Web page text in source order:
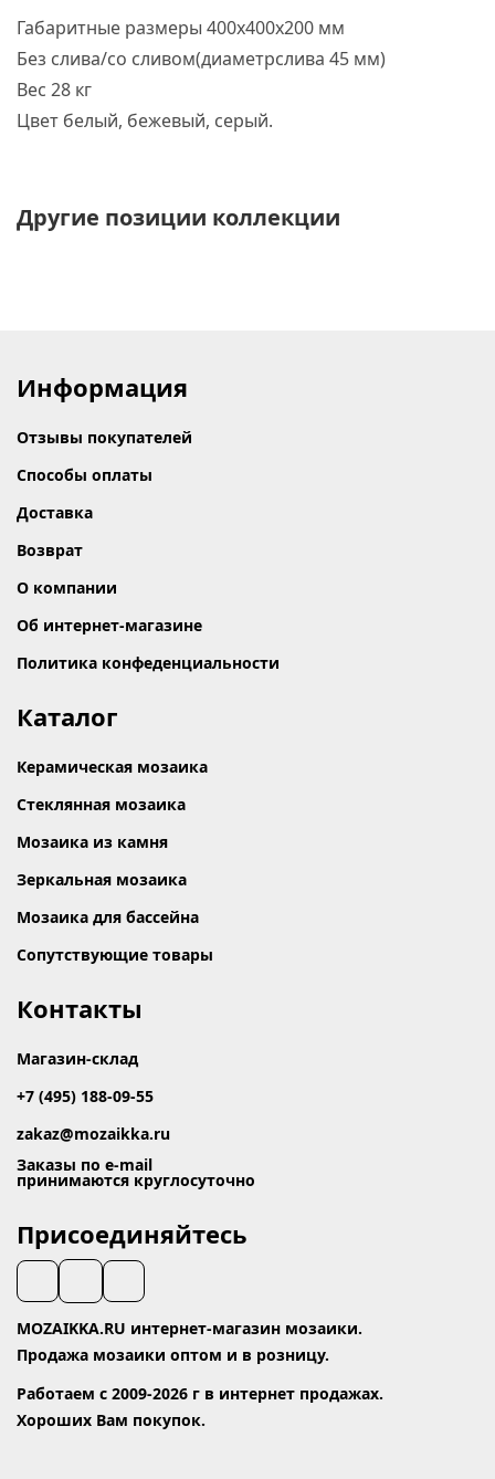
Габаритные размеры 400х400х200 мм
Без слива/со сливом(диаметрслива 45 мм)
Вес 28 кг
Цвет белый, бежевый, серый.
Другие позиции коллекции
Информация
Отзывы покупателей
Способы оплаты
Доставка
Возврат
О компании
Об интернет-магазине
Политика конфеденциальности
Каталог
Керамическая мозаика
Стеклянная мозаика
Мозаика из камня
Зеркальная мозаика
Мозаика для бассейна
Сопутствующие товары
Контакты
Магазин-склад
+7 (495) 188-09-55
zakaz@mozaikka.ru
Заказы по e-mail
принимаются круглосуточно
Присоединяйтесь
MOZAIKKA.RU интернет-магазин мозаики.
Продажа мозаики оптом и в розницу.
Работаем с 2009-2026 г в интернет продажах.
Хороших Вам покупок.